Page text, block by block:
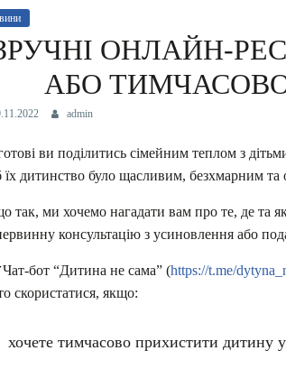
ОНЛАЙН-
АБО
admin
ви поділитись сімейним теплом з
дитинство було щасливим, безхмарним та
так, ми хочемо нагадати вам про те, де та
консультацію з усиновлення або
Чат-бот “Дитина не сама” (https://t.me/
скористатися, якщо:
хочете тимчасово прихистити дитину у